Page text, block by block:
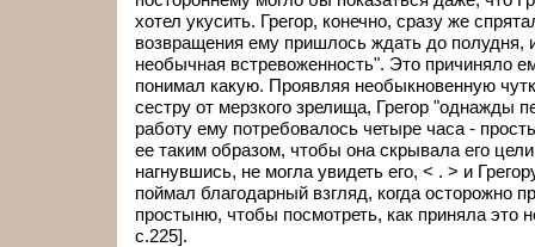
хотел укусить. Грегор, конечно, сразу же
возвращения ему пришлось ждать до полудня,
необычная встревоженность". Это причиняло
понимал какую. Проявляя необыкновенную
сестру от мерзкого зрелища, Грегор "однажды
работу ему потребовалось четыре часа -
ее таким образом, чтобы она скрывала его
нагнувшись, не могла увидеть его, < . > и
поймал благодарный взгляд, когда осторожно
простыню, чтобы посмотреть, как приняла это
с.225].